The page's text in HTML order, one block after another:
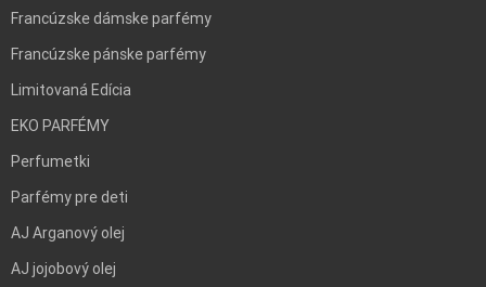
Francúzske dámske parfémy
Francúzske pánske parfémy
Limitovaná Edícia
EKO PARFÉMY
Perfumetki
Parfémy pre deti
AJ Arganový olej
AJ jojobový olej